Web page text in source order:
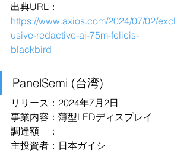
出典URL：
https://www.axios.com/2024/07/02/excl
usive-redactive-ai-75m-felicis-
blackbird
PanelSemi (台湾)
リリース：2024年7月2日
事業内容：薄型LEDディスプレイ
調達額　：
主投資者：日本ガイシ